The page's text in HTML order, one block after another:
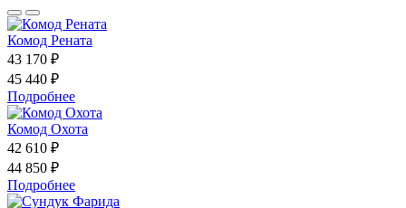
Комод Рената
43 170 ₽
45 440 ₽
Подробнее
Комод Охота
42 610 ₽
44 850 ₽
Подробнее